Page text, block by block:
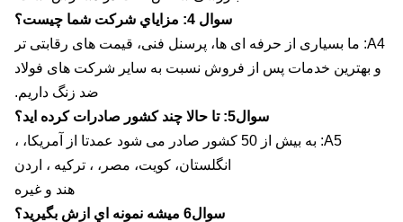
سوال 4: مزاياي شرکت شما چيست؟
A4: ما بسیاری از حرفه ای ها، پرسنل فنی، قیمت های رقابتی تر
بهترین خدمات پس از فروش نسبت به سایر شرکت های فولاد
ضد زنگ داریم.
سوال5: تا حالا چند کشور صادرات کرده اید؟
A5: به بیش از 50 کشور صادر می شود عمدتا از آمریکا، ،
انگلستان، کویت، مصر، ، ترکیه ، اردن
هند و غیره
سوال6 ميشه نمونه اي ازش بگيريد؟